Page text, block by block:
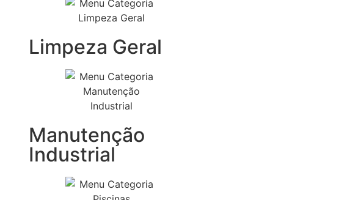
Limpeza Geral
Manutenção
Industrial